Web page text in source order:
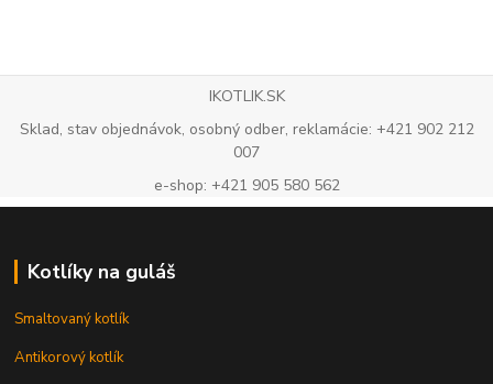
IKOTLIK.SK
Sklad, stav objednávok, osobný odber, reklamácie: +421 902 212
007
e-shop: +421 905 580 562
Kotlíky na guláš
Smaltovaný kotlík
Antikorový kotlík